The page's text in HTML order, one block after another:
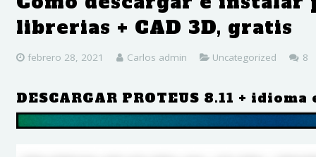
librerias + CAD 3D, gratis
febrero 28, 2021 Carlos admin Uncategorized 8
DESCARGAR PROTEUS 8.11 +